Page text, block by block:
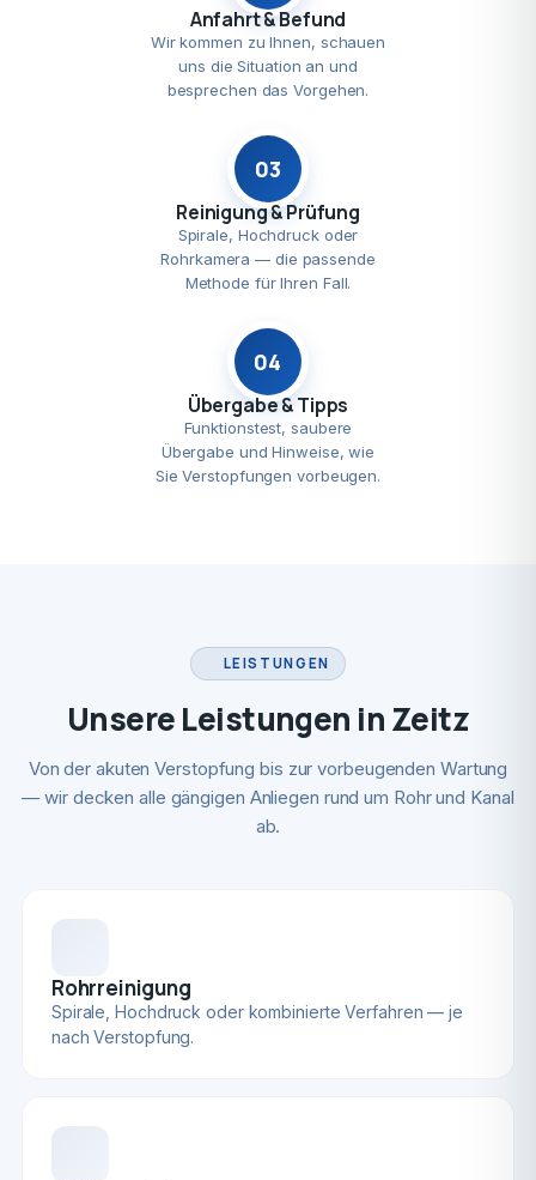
Anfahrt & Befund
Wir kommen zu Ihnen, schauen
uns die Situation an und
besprechen das Vorgehen.
03
Reinigung & Prüfung
Spirale, Hochdruck oder
Rohrkamera — die passende
Methode für Ihren Fall.
04
Übergabe & Tipps
Funktionstest, saubere
Übergabe und Hinweise, wie
Sie Verstopfungen vorbeugen.
LEISTUNGEN
Unsere Leistungen in Zeitz
Von der akuten Verstopfung bis zur vorbeugenden Wartung
— wir decken alle gängigen Anliegen rund um Rohr und Kanal
ab.
Rohrreinigung
Spirale, Hochdruck oder kombinierte Verfahren — je
nach Verstopfung.